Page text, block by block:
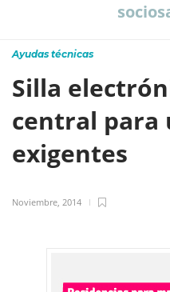
Ayudas técnicas
Silla
central para
exigentes
Noviembre, 2014